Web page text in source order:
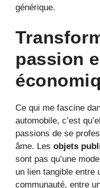
générique.
passion
Ce qui me fascine
automobile, c’est
passions de se
âme. Les objets
sont pas qu’une
un lien tangible entre
communauté, entre